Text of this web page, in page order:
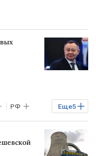
Еще5
РФ